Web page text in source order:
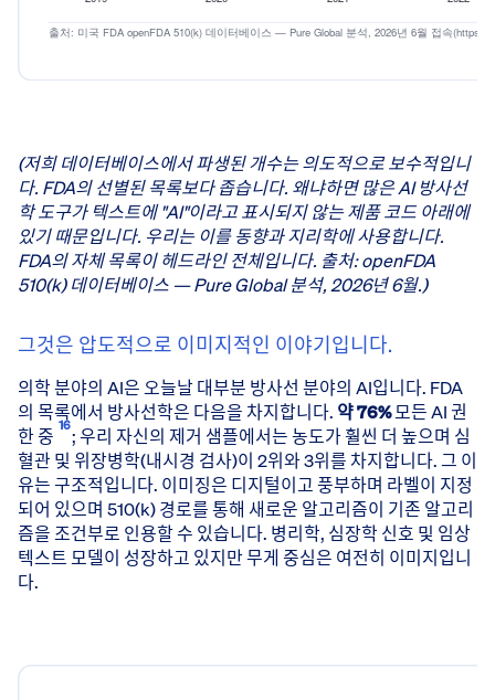
AI는 2019년 허가 약 700건 중 1건(0.14%)에서 2025년
전체 FDA 510(k) 허가 중 AI/
전체 510(k) 중
2019
0.14%
2020
2021
2023
2025
3.57%
출처: 미국 FDA openFDA 510(k) 데이터베이스 — Pure
(저희 데이터베이스에서 파생된 개수는 의도적으로 보수적입니
다. FDA의 선별된 목록보다 좁습니다. 왜냐하면 많은 AI 방사선
학 도구가 텍스트에 "AI"이라고 표시되지 않는 제품 코드 아래에
있기 때문입니다. 우리는 이를 동향과 지리학에 사용합니다.
FDA의 자체 목록이 헤드라인 전체입니다. 출처: openFDA
510(k) 데이터베이스 — Pure Global 분석, 2026년 6월.)
그것은 압도적으로 이미지적인 이야기입니다.
의학 분야의 AI은 오늘날 대부분 방사선 분야의 AI입니다. FDA
의 목록에서 방사선학은 다음을 차지합니다. 약 76%모든 AI 권
한 중 16; 우리 자신의 제거 샘플에서는 농도가 훨씬 더 높으며 심
혈관 및 위장병학(내시경 검사)이 2위와 3위를 차지합니다. 그 이
유는 구조적입니다. 이미징은 디지털이고 풍부하며 라벨이 지정
되어 있으며 510(k) 경로를 통해 새로운 알고리즘이 기존 알고리
즘을 조건부로 인용할 수 있습니다. 병리학, 심장학 신호 및 임상
텍스트 모델이 성장하고 있지만 무게 중심은 여전히 이미지입니
다.